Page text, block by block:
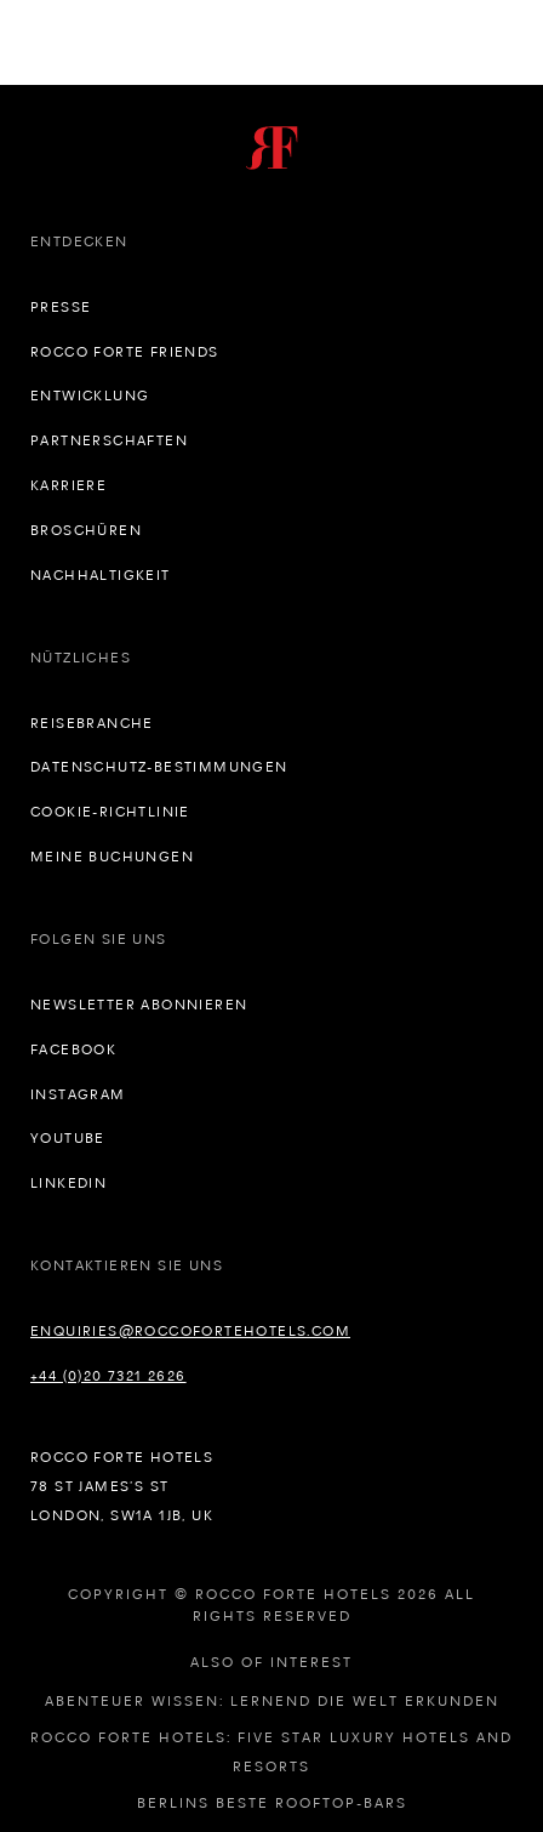
ENTDECKEN
PRESSE
ROCCO FORTE FRIENDS
ENTWICKLUNG
PARTNERSCHAFTEN
KARRIERE
BROSCHÜREN
NACHHALTIGKEIT
NÜTZLICHES
REISEBRANCHE
DATENSCHUTZ-BESTIMMUNGEN
COOKIE-RICHTLINIE
MEINE BUCHUNGEN
FOLGEN SIE UNS
NEWSLETTER ABONNIEREN
FACEBOOK
INSTAGRAM
YOUTUBE
LINKEDIN
KONTAKTIEREN SIE UNS
ENQUIRIES@ROCCOFORTEHOTELS.COM
+44 (0)20 7321 2626
ROCCO FORTE HOTELS
78 ST JAMES’S ST
LONDON, SW1A 1JB, UK
COPYRIGHT © ROCCO FORTE HOTELS 2026 ALL
RIGHTS RESERVED
ALSO OF INTEREST
ABENTEUER WISSEN: LERNEND DIE WELT ERKUNDEN
ROCCO FORTE HOTELS: FIVE STAR LUXURY HOTELS AND
RESORTS
BERLINS BESTE ROOFTOP-BARS